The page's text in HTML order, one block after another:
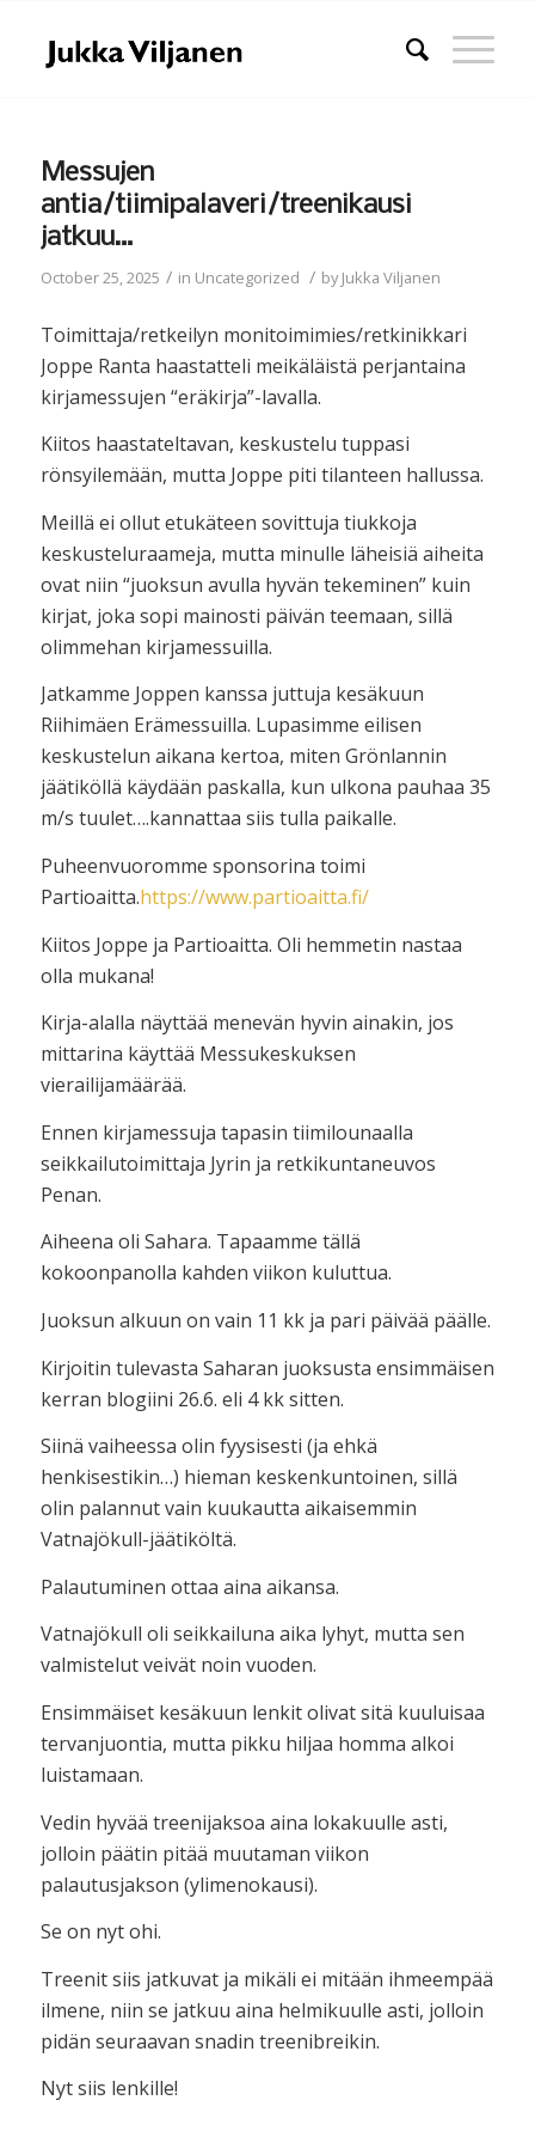
Messujen
antia/tiimipalaveri/treenikausi
jatkuu…
October 25, 2025 / in Uncategorized / byJukka Viljanen
Toimittaja/retkeilyn monitoimimies/retkinikkari
Joppe Ranta haastatteli meikäläistä perjantaina
kirjamessujen “eräkirja”-lavalla.
Kiitos haastateltavan, keskustelu tuppasi
rönsyilemään, mutta Joppe piti tilanteen hallussa.
Meillä ei ollut etukäteen sovittuja tiukkoja
keskusteluraameja, mutta minulle läheisiä aiheita
ovat niin “juoksun avulla hyvän tekeminen” kuin
kirjat, joka sopi mainosti päivän teemaan, sillä
olimmehan kirjamessuilla.
Jatkamme Joppen kanssa juttuja kesäkuun
Riihimäen Erämessuilla. Lupasimme eilisen
keskustelun aikana kertoa, miten Grönlannin
jäätiköllä käydään paskalla, kun ulkona pauhaa 35
m/s tuulet….kannattaa siis tulla paikalle.
Puheenvuoromme sponsorina toimi
Partioaitta.https://www.partioaitta.fi/
Kiitos Joppe ja Partioaitta. Oli hemmetin nastaa
olla mukana!
Kirja-alalla näyttää menevän hyvin ainakin, jos
mittarina käyttää Messukeskuksen
vierailijamäärää.
Ennen kirjamessuja tapasin tiimilounaalla
seikkailutoimittaja Jyrin ja retkikuntaneuvos
Penan.
Aiheena oli Sahara. Tapaamme tällä
kokoonpanolla kahden viikon kuluttua.
Juoksun alkuun on vain 11 kk ja pari päivää päälle.
Kirjoitin tulevasta Saharan juoksusta ensimmäisen
kerran blogiini 26.6. eli 4 kk sitten.
Siinä vaiheessa olin fyysisesti (ja ehkä
henkisestikin…) hieman keskenkuntoinen, sillä
olin palannut vain kuukautta aikaisemmin
Vatnajökull-jäätiköltä.
Palautuminen ottaa aina aikansa.
Vatnajökull oli seikkailuna aika lyhyt, mutta sen
valmistelut veivät noin vuoden.
Ensimmäiset kesäkuun lenkit olivat sitä kuuluisaa
tervanjuontia, mutta pikku hiljaa homma alkoi
luistamaan.
Vedin hyvää treenijaksoa aina lokakuulle asti,
jolloin päätin pitää muutaman viikon
palautusjakson (ylimenokausi).
Se on nyt ohi.
Treenit siis jatkuvat ja mikäli ei mitään ihmeempää
ilmene, niin se jatkuu aina helmikuulle asti, jolloin
pidän seuraavan snadin treenibreikin.
Nyt siis lenkille!